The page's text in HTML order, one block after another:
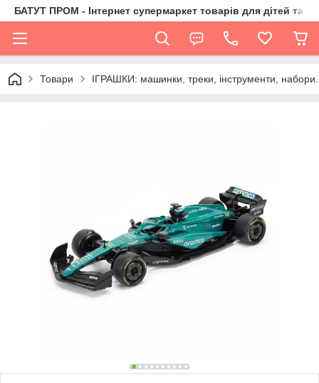
БАТУТ ПРОМ - Інтернет супермаркет товарів для дітей та їх
Товари ІГРАШКИ: машинки, треки, інструменти, набори.